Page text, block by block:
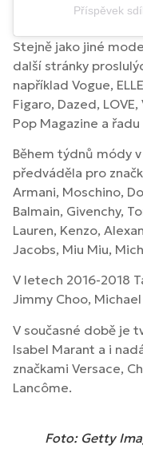
Příspěvek
Stejně jako jiné
další stránky
například Vogue,
Figaro, Dazed,
Pop Magazine a
Během týdnů módy v
předváděla pro
Armani, Moschino,
Balmain, Givenchy,
Lauren, Kenzo,
Jacobs, Miu Miu,
V letech 2016-2018
Jimmy Choo,
V současné době je
Isabel Marant a i
značkami Versace,
Lancôme.
Foto: Getty